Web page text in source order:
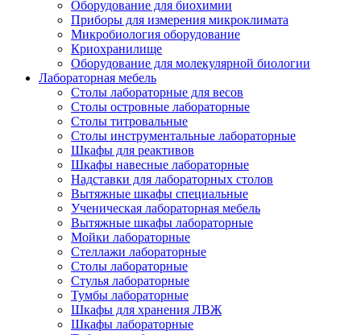
Оборудование для биохимии
Приборы для измерения микроклимата
Микробиология оборудование
Криохранилище
Оборудование для молекулярной биологии
Лабораторная мебель
Столы лабораторные для весов
Столы островные лабораторные
Столы титровальные
Столы инструментальные лабораторные
Шкафы для реактивов
Шкафы навесные лабораторные
Надставки для лабораторных столов
Вытяжные шкафы специальные
Ученическая лабораторная мебель
Вытяжные шкафы лабораторные
Мойки лабораторные
Стеллажи лабораторные
Столы лабораторные
Стулья лабораторные
Тумбы лабораторные
Шкафы для хранения ЛВЖ
Шкафы лабораторные